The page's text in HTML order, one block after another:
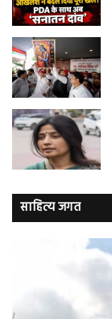
साहित्य जगत